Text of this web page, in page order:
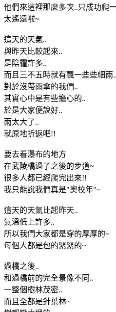
他們來這裡那麼多次..只成功爬
太遙遠啦~
這天的天氣..
與昨天比較起來..
是陰霾許多..
而且三不五時就有飄一些些細雨..
對於沒帶雨傘的我們..
其實心中是有些擔心的..
於是大家便說好..
雨太大了..
就原地折返吧!!
要去看瀑布的地方
在武陵橋過了之後的步道~
很多人都已經爬完出來!!
我只能說我們真是"奧校年"~
這天的天氣比起昨天..
氣溫低上許多..
所以我們大家都是穿的厚厚的~
每個人都是包的緊緊的~
過橋之後..
和過橋前的完全景像不同..
一整個樹林茂密..
而且全都是針葉林~